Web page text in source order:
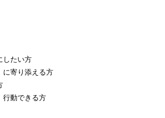
したい方
に寄り添える方
行動できる方